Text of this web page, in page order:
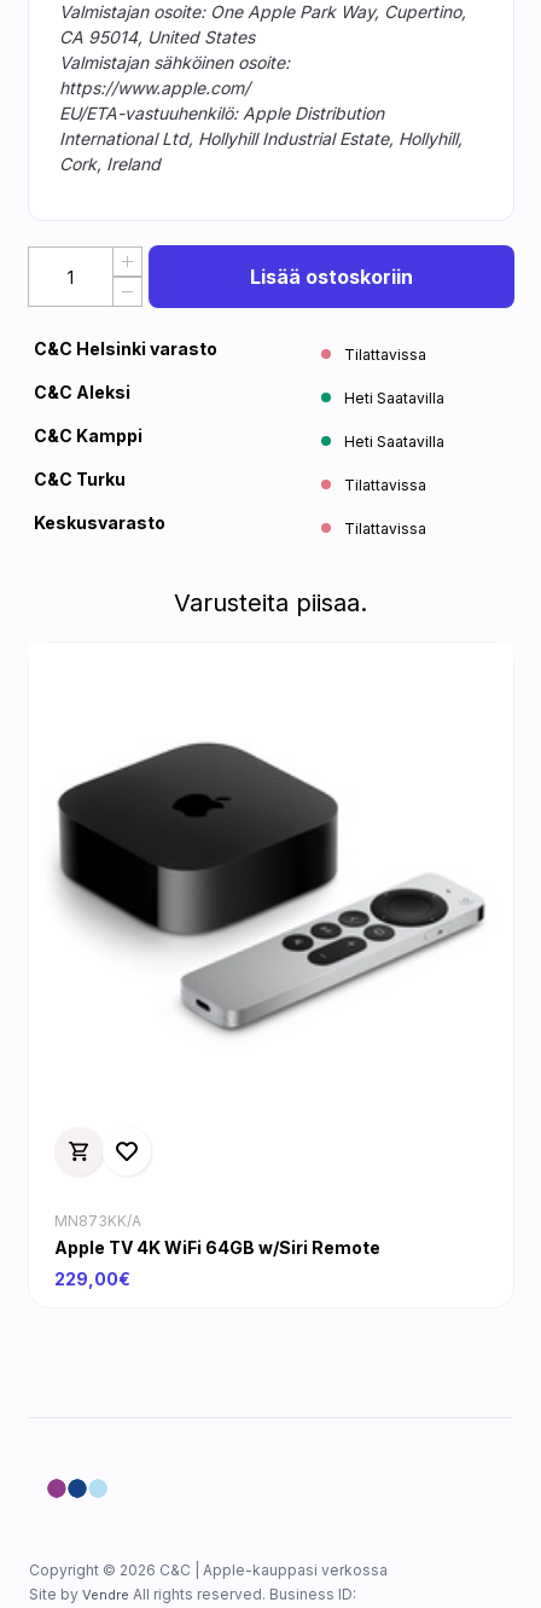
Valmistajan osoite: One Apple Park Way, Cupertino,
CA 95014, United States
Valmistajan sähköinen osoite:
https://www.apple.com/
EU/ETA-vastuuhenkilö: Apple Distribution
International Ltd, Hollyhill Industrial Estate, Hollyhill,
Cork, Ireland
Lisää ostoskoriin
C&C Helsinki varasto Tilattavissa
C&C Aleksi Heti Saatavilla
C&C Kamppi Heti Saatavilla
C&C Turku Tilattavissa
Keskusvarasto Tilattavissa
Varusteita piisaa.
MN873KK/A
Apple TV 4K WiFi 64GB w/Siri Remote
229,00€
Copyright © 2026 C&C | Apple-kauppasi verkossa
Site by Vendre All rights reserved. Business ID: